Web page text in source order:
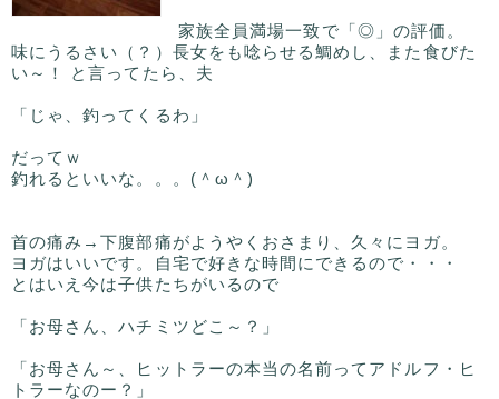
家族全員満場一致で「◎」の評価。
味にうるさい（？）長女をも唸らせる鯛めし、また食びた
い～！ と言ってたら、夫
「じゃ、釣ってくるわ」
だってｗ
釣れるといいな。。。(＾ω＾)
首の痛み→下腹部痛がようやくおさまり、久々にヨガ。
ヨガはいいです。自宅で好きな時間にできるので・・・
とはいえ今は子供たちがいるので
「お母さん、ハチミツどこ～？」
「お母さん～、ヒットラーの本当の名前ってアドルフ・ヒ
トラーなのー？」